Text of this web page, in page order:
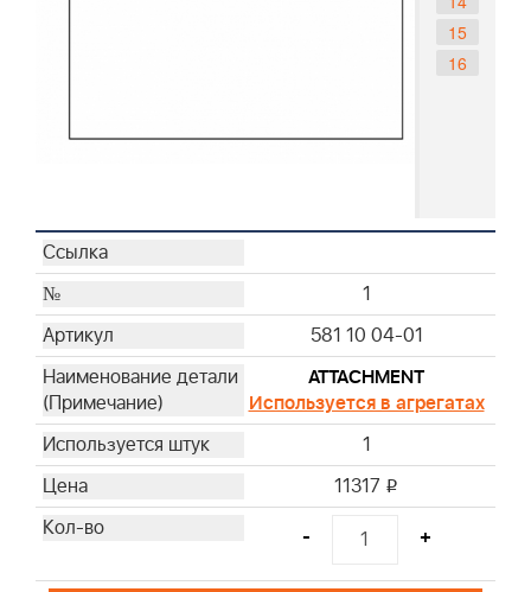
15
16
1
581 10 04-01
ATTACHMENT
Используется в агрегатах
1
11317 i
- +